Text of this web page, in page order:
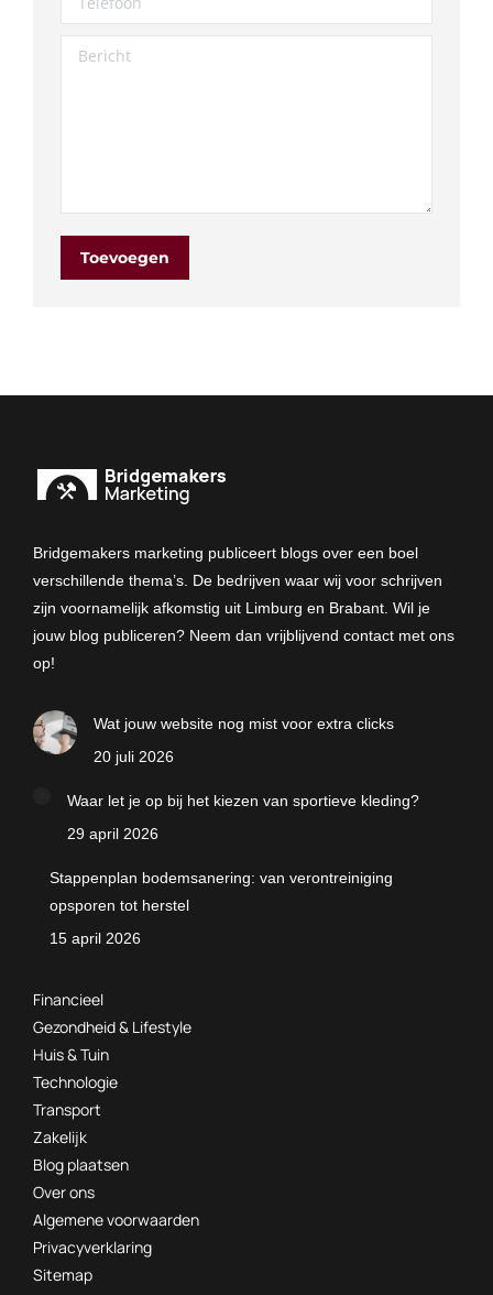
Bericht
Toevoegen
Bridgemakers marketing publiceert blogs over een boel
verschillende thema’s. De bedrijven waar wij voor schrijven
zijn voornamelijk afkomstig uit Limburg en Brabant. Wil je
jouw blog publiceren? Neem dan vrijblijvend contact met ons
op!
Wat jouw website nog mist voor extra clicks
20 juli 2026
Waar let je op bij het kiezen van sportieve kleding?
29 april 2026
Stappenplan bodemsanering: van verontreiniging
opsporen tot herstel
15 april 2026
Financieel
Gezondheid & Lifestyle
Huis & Tuin
Technologie
Transport
Zakelijk
Blog plaatsen
Over ons
Algemene voorwaarden
Privacyverklaring
Sitemap